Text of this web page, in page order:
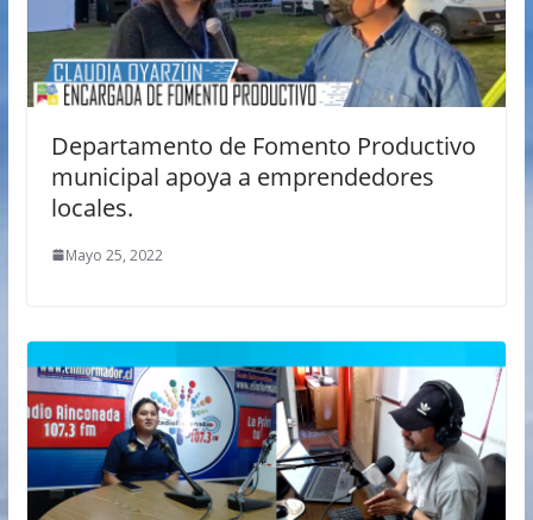
Departamento de Fomento Productivo
municipal apoya a emprendedores
locales.
Mayo 25, 2022